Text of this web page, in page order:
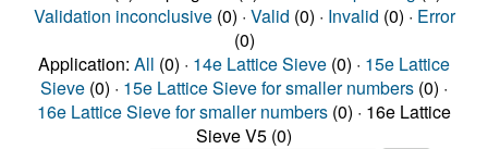
Validation inconclusive(0) · Valid (0) · Invalid (0) · Error
(0)
Application: All (0) · 14e Lattice Sieve (0) · 15e Lattice
Sieve (0) · 15e Lattice Sieve for smaller numbers (0) ·
16e Lattice Sieve for smaller numbers (0) · 16e Lattice
Sieve V5 (0)